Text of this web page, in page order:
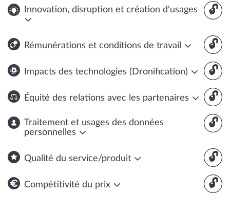
🔓
Innovation, disruption et création d'usages
🔓
Rémunérations et conditions de travail
🔓
Impacts des technologies (Dronification)
🔓
Équité des relations avec les partenaires
🔓
Traitement et usages des données
personnelles
🔓
Qualité du service/produit
🔓
Compétitivité du prix